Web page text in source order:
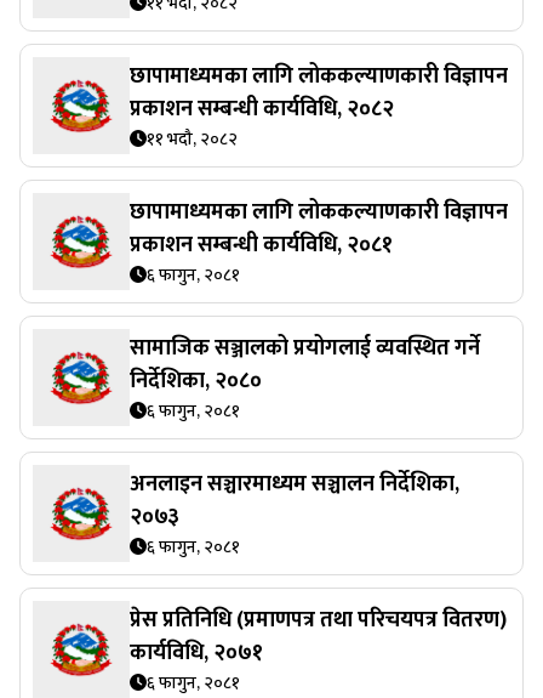
छापामाध्यमका लागि लोककल्याणकारी विज्ञापन
प्रकाशन सम्बन्धी कार्यविधि, २०८२
११ भदौ, २०८२
छापामाध्यमका लागि लोककल्याणकारी विज्ञापन
प्रकाशन सम्बन्धी कार्यविधि, २०८१
६ फागुन, २०८१
सामाजिक सञ्जालको प्रयोगलाई व्यवस्थित गर्ने
निर्देशिका, २०८०
६ फागुन, २०८१
अनलाइन सञ्चारमाध्यम सञ्चालन निर्देशिका,
२०७३
६ फागुन, २०८१
प्रेस प्रतिनिधि (प्रमाणपत्र तथा परिचयपत्र वितरण)
कार्यविधि, २०७१
६ फागुन, २०८१